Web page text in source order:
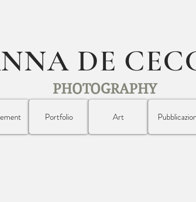
DE
PHOTOGRAPHY
Portfolio Art